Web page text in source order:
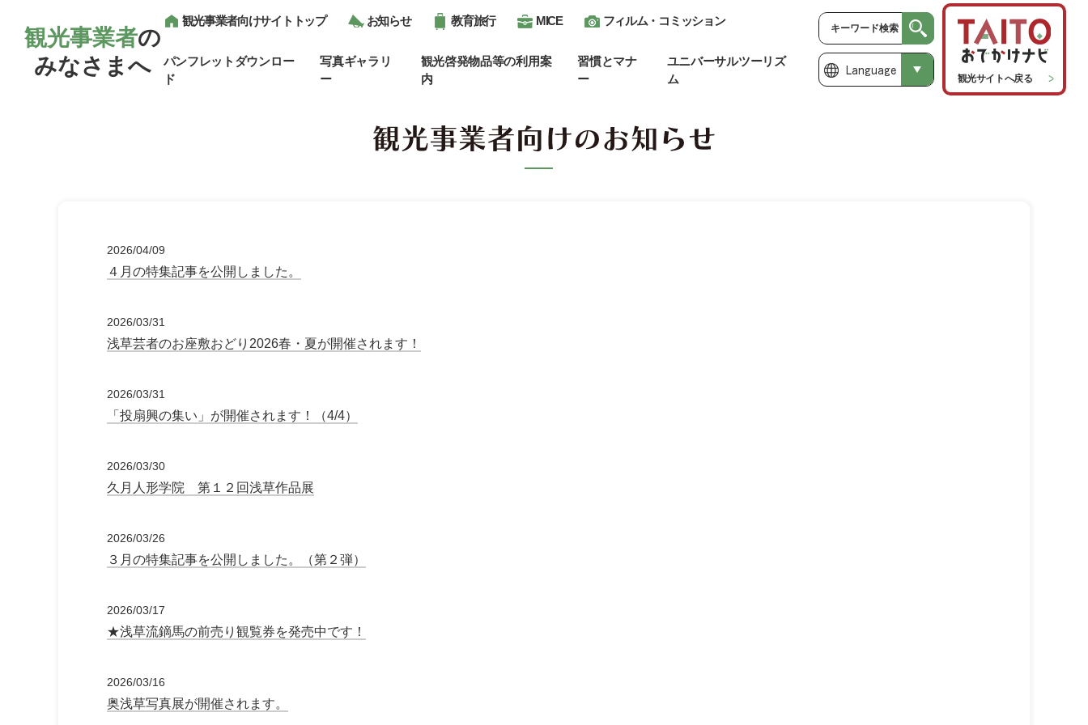
観光事業者の
みなさまへ
観光事業者向けサイトトップ お知らせ 教育旅行 MICE フィルム・コミッション
パンフレットダウンロー
ド
写真ギャラリ
ー
観光啓発物品等の利用案
内
習慣とマナ
ー
ユニバーサルツーリズ
ム
Language
観光サイトへ戻る
2026/04/09
４月の特集記事を公開しました。
2026/03/31
浅草芸者のお座敷おどり2026春・夏が開催されます！
2026/03/31
「投扇興の集い」が開催されます！（4/4）
2026/03/30
久月人形学院 第１２回浅草作品展
2026/03/26
３月の特集記事を公開しました。（第２弾）
2026/03/17
★浅草流鏑馬の前売り観覧券を発売中です！
2026/03/16
奥浅草写真展が開催されます。